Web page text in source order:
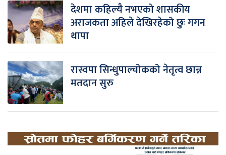
देशमा कहिल्यै नभएको शासकीय
अराजकता अहिले देखिरहेको छुः गगन
थापा
रास्वपा सिन्धुपाल्चोकको नेतृत्व छान्न
मतदान सुरु